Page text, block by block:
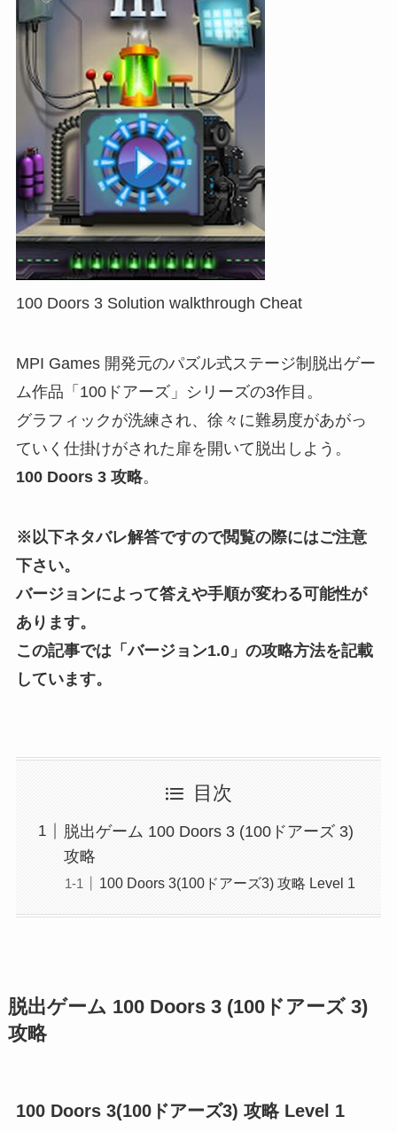
100 Doors 3 Solution walkthrough Cheat
MPI Games 開発元のパズル式ステージ制脱出ゲー
ム作品「100ドアーズ」シリーズの3作目。
グラフィックが洗練され、徐々に難易度があがっ
ていく仕掛けがされた扉を開いて脱出しよう。
100 Doors 3 攻略。
※以下ネタバレ解答ですので閲覧の際にはご注意
下さい。
バージョンによって答えや手順が変わる可能性が
あります。
この記事では「バージョン1.0」の攻略方法を記載
しています。
目次
脱出ゲーム 100 Doors 3 (100ドアーズ 3)
攻略
100 Doors 3(100ドアーズ3) 攻略 Level 1
脱出ゲーム 100 Doors 3 (100ドアーズ 3)
攻略
100 Doors 3(100ドアーズ3) 攻略 Level 1